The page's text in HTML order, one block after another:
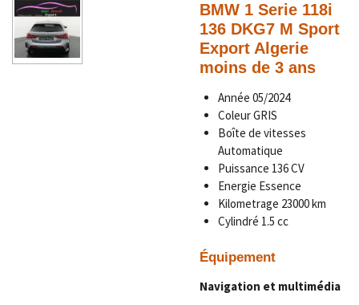
BMW 1 Serie 118i
136 DKG7 M Sport
Export Algerie
moins de 3 ans
Année 05/2024
Coleur GRIS
Boîte de vitesses
Automatique
Puissance 136 CV
Energie Essence
Kilometrage 23000 km
Cylindré 1.5 cc
Équipement
Navigation et multimédia